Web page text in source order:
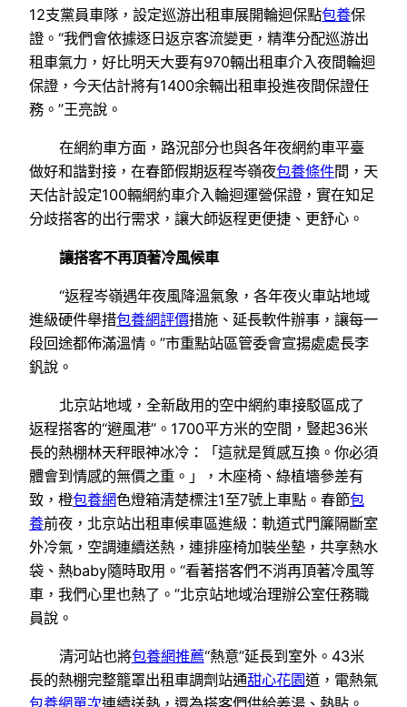
12支黨員車隊，設定巡游出租車展開輪迴保點包養保
證。“我們會依據逐日返京客流變更，精準分配巡游出
租車氣力，好比明天大要有970輛出租車介入夜間輪迴
保證，今天估計將有1400余輛出租車投進夜間保證任
務。”王亮說。
在網約車方面，路況部分也與各年夜網約車平臺
做好和諧對接，在春節假期返程岑嶺夜包養條件間，天
天估計設定100輛網約車介入輪迴運營保證，實在知足
分歧搭客的出行需求，讓大師返程更便捷、更舒心。
讓搭客不再頂著冷風候車
“返程岑嶺遇年夜風降溫氣象，各年夜火車站地域
進級硬件舉措包養網評價措施、延長軟件辦事，讓每一
段回途都佈滿溫情。”市重點站區管委會宣揚處處長李
釩說。
北京站地域，全新啟用的空中網約車接駁區成了
返程搭客的“避風港”。1700平方米的空間，豎起36米
長的熱棚林天秤眼神冰冷：「這就是質感互換。你必須
體會到情感的無價之重。」，木座椅、綠植墻參差有
致，橙包養網色燈箱清楚標注1至7號上車點。春節包
養前夜，北京站出租車候車區進級：軌道式門簾隔斷室
外冷氣，空調連續送熱，連排座椅加裝坐墊，共享熱水
袋、熱baby隨時取用。“看著搭客們不消再頂著冷風等
車，我們心里也熱了。”北京站地域治理辦公室任務職
員說。
清河站也將包養網推薦“熱意”延長到室外。43米
長的熱棚完整籠罩出租車調劑站通甜心花園道，電熱氣